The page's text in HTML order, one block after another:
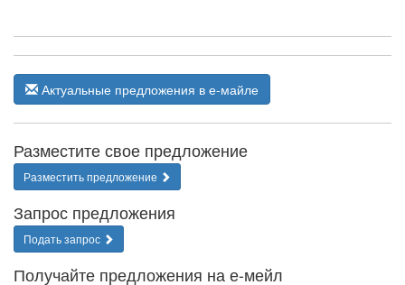
Актуальные предложения в е-майле
Разместите свое предложение
Разместить предложение
Запрос предложения
Подать запрос
Получайте предложения на е-мейл